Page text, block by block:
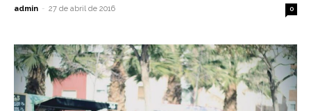
admin - 27 de abril de 2016 0